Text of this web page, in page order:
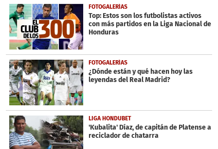
2
minutes,
10
seconds
FOTOGALERÍAS
Top: Estos son los futbolistas activos
con más partidos en la Liga Nacional de
Honduras
FOTOGALERÍAS
¿Dónde están y qué hacen hoy las
leyendas del Real Madrid?
LIGA HONDUBET
'Kubalita' Díaz, de capitán de Platense a
reciclador de chatarra